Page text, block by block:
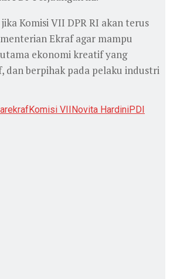
Komisi VII DPR RI akan terus
Ekraf agar mampu
ekonomi kreatif yang
dan berpihak pada pelaku industri
Komisi VII Novita HardiniPDI